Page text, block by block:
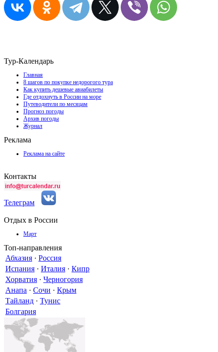
Тур-Календарь
Главная
8 шагов по покупке недорогого тура
Как купить дешевые авиабилеты
Где отдохнуть в России на море
Путеводители по месяцам
Прогноз погоды
Архив погоды
Журнал
Реклама
Реклама на сайте
Контакты
Телеграм
Отдых в России
Март
Топ-направления
Абхазия · Россия
Испания · Италия · Кипр
Хорватия · Черногория
Анапа · Сочи · Крым
Тайланд · Тунис
Болгария